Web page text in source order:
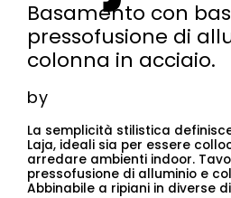
Basamento con
pressofusione di
colonna in acciaio.
by
La semplicità stilistica
Laja, ideali sia per essere
arredare ambienti indoor.
pressofusione di alluminio e
Abbinabile a ripiani in diverse